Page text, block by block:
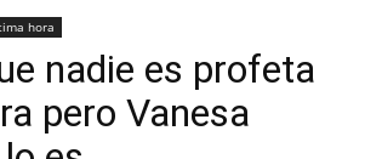
hora
nadie es profeta
pero Vanesa